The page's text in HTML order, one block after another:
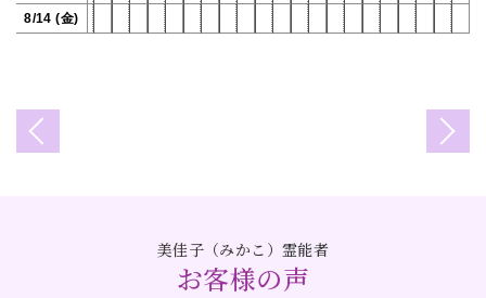
8/14 (金)
美佳子（みかこ）霊能者
お客様の声